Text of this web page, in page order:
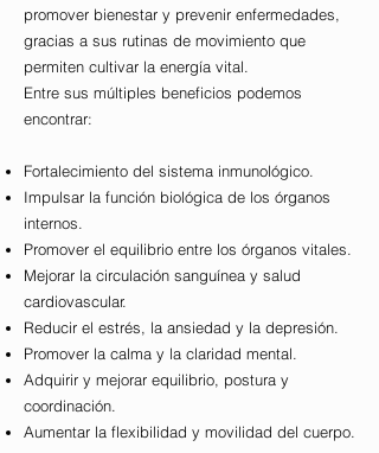
promover bienestar y prevenir enfermedades,
gracias a sus rutinas de movimiento que
permiten cultivar la energía vital.
Entre sus múltiples beneficios podemos
encontrar:
Fortalecimiento del sistema inmunológico.
Impulsar la función biológica de los órganos
internos.
Promover el equilibrio entre los órganos vitales.
Mejorar la circulación sanguínea y salud
cardiovascular.
Reducir el estrés, la ansiedad y la depresión.
Promover la calma y la claridad mental.
Adquirir y mejorar equilibrio, postura y
coordinación.
Aumentar la flexibilidad y movilidad del cuerpo.